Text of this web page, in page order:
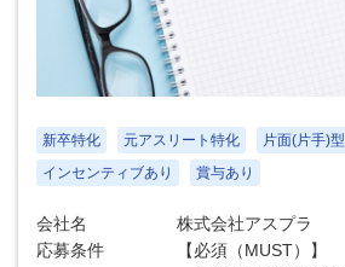
新卒特化 元アスリート特化
片面(片手)型
インセンティブあり
賞与あり
会社名
株式会社アスプラ
応募条件
【必須（MUST）】